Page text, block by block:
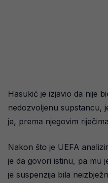
Hasukić je izjavio da nije
nedozvoljenu supstancu,
je, prema njegovim
Nakon što je UEFA
je da govori istinu, pa mu
je suspenzija bila